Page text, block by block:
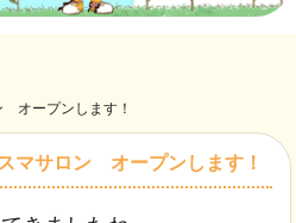
オープンします！
マサロン オープンします！